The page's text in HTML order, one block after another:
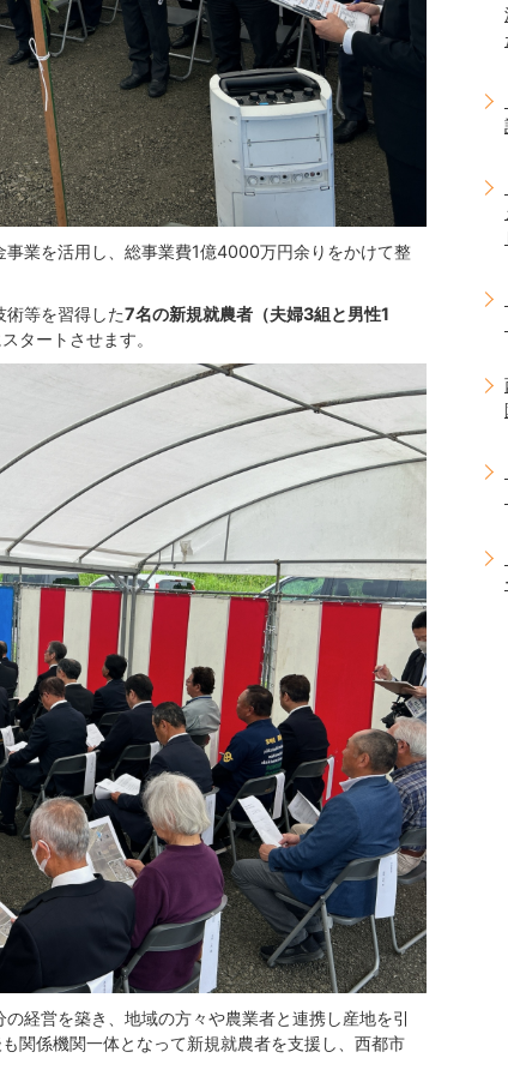
業を活用し、総事業費1億4000万円余りをかけて整
等を習得した7名の新規就農者（夫婦3組と男性1
タートさせます。
経営を築き、地域の方々や農業者と連携し産地を引
関係機関一体となって新規就農者を支援し、西都市